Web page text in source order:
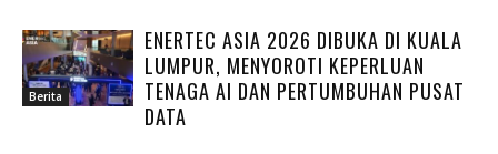
Berita
ENERTEC ASIA 2026 DIBUKA DI KUALA
LUMPUR, MENYOROTI KEPERLUAN
TENAGA AI DAN PERTUMBUHAN PUSAT
DATA